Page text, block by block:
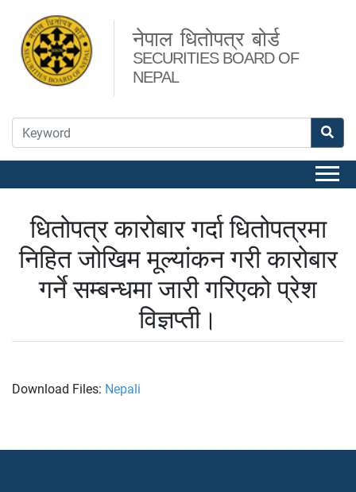
नेपाल धितोपत्र बोर्ड
SECURITIES BOARD OF
NEPAL
धितोपत्र कारोबार गर्दा धितोपत्रमा
निहित जोखिम मूल्यांकन गरी कारोबार
गर्ने सम्बन्धमा जारी गरिएको प्रेश
विज्ञप्ती।
Download Files: Nepali